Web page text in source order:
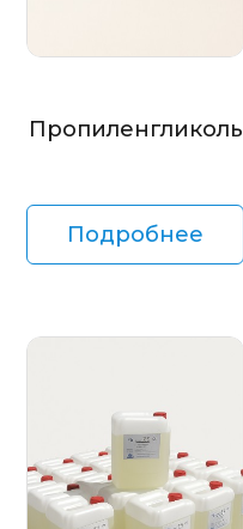
Пропиленгликоль
Подробнее